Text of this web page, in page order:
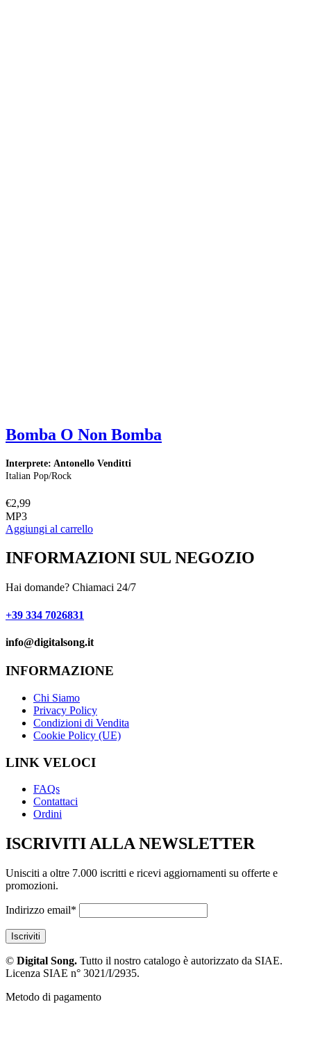
Bomba O Non Bomba
Interprete: Antonello Venditti
Italian Pop/Rock
€2,99
MP3
Aggiungi al carrello
INFORMAZIONI SUL NEGOZIO
Hai domande? Chiamaci 24/7
+39 334 7026831
info@digitalsong.it​
INFORMAZIONE
Chi Siamo
Privacy Policy
Condizioni di Vendita
Cookie Policy (UE)
LINK VELOCI
FAQs
Contattaci
Ordini
ISCRIVITI ALLA NEWSLETTER
Unisciti a oltre 7.000 iscritti e ricevi aggiornamenti su offerte e
promozioni.
Indirizzo email*
© Digital Song. Tutto il nostro catalogo è autorizzato da SIAE.
Licenza SIAE n° 3021/I/2935.
Metodo di pagamento